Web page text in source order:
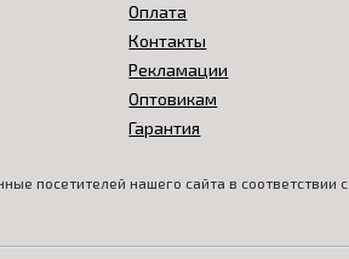
Оплата
Контакты
Рекламации
Оптовикам
Гарантия
посетителей нашего сайта в соответствии с